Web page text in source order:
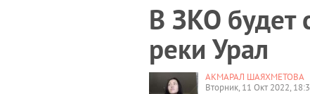
В ЗКО будет
реки Урал
АКМАРАЛ ШАЯХМЕТОВА
Вторник, 11 Окт 2022,